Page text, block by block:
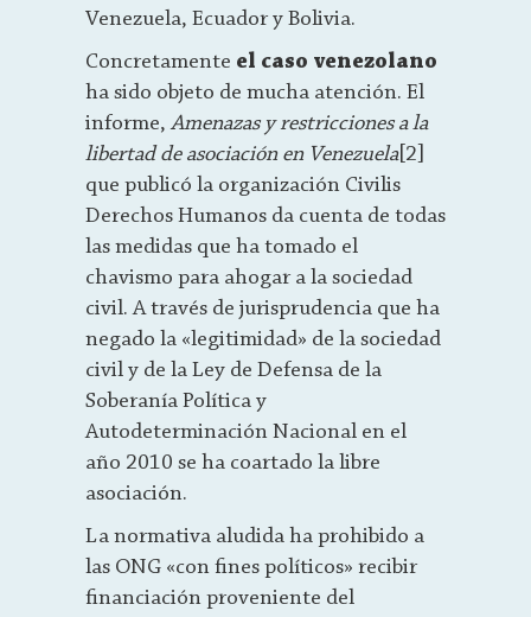
Venezuela, Ecuador y Bolivia.
Concretamente el caso venezolano
ha sido objeto de mucha atención. El
informe,Amenazas y restricciones a la
libertad de asociación en Venezuela[2]
que publicó la organización Civilis
Derechos Humanos da cuenta de todas
las medidas que ha tomado el
chavismo para ahogar a la sociedad
civil. A través de jurisprudencia que ha
negado la «legitimidad» de la sociedad
civil y de la Ley de Defensa de la
Soberanía Política y
Autodeterminación Nacional en el
año 2010 se ha coartado la libre
asociación.
La normativa aludida ha prohibido a
las ONG «con fines políticos» recibir
financiación proveniente del